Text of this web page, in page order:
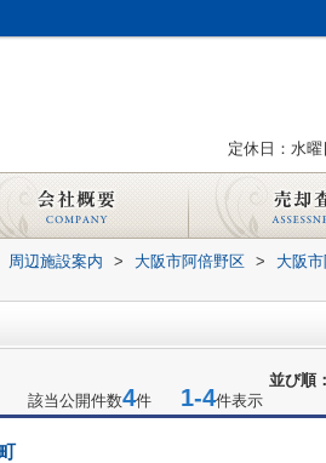
定休日：水
周辺施設案内 > 大阪市阿倍野区 > 大阪
並び順：
該当公開件数4件 1-4件表示